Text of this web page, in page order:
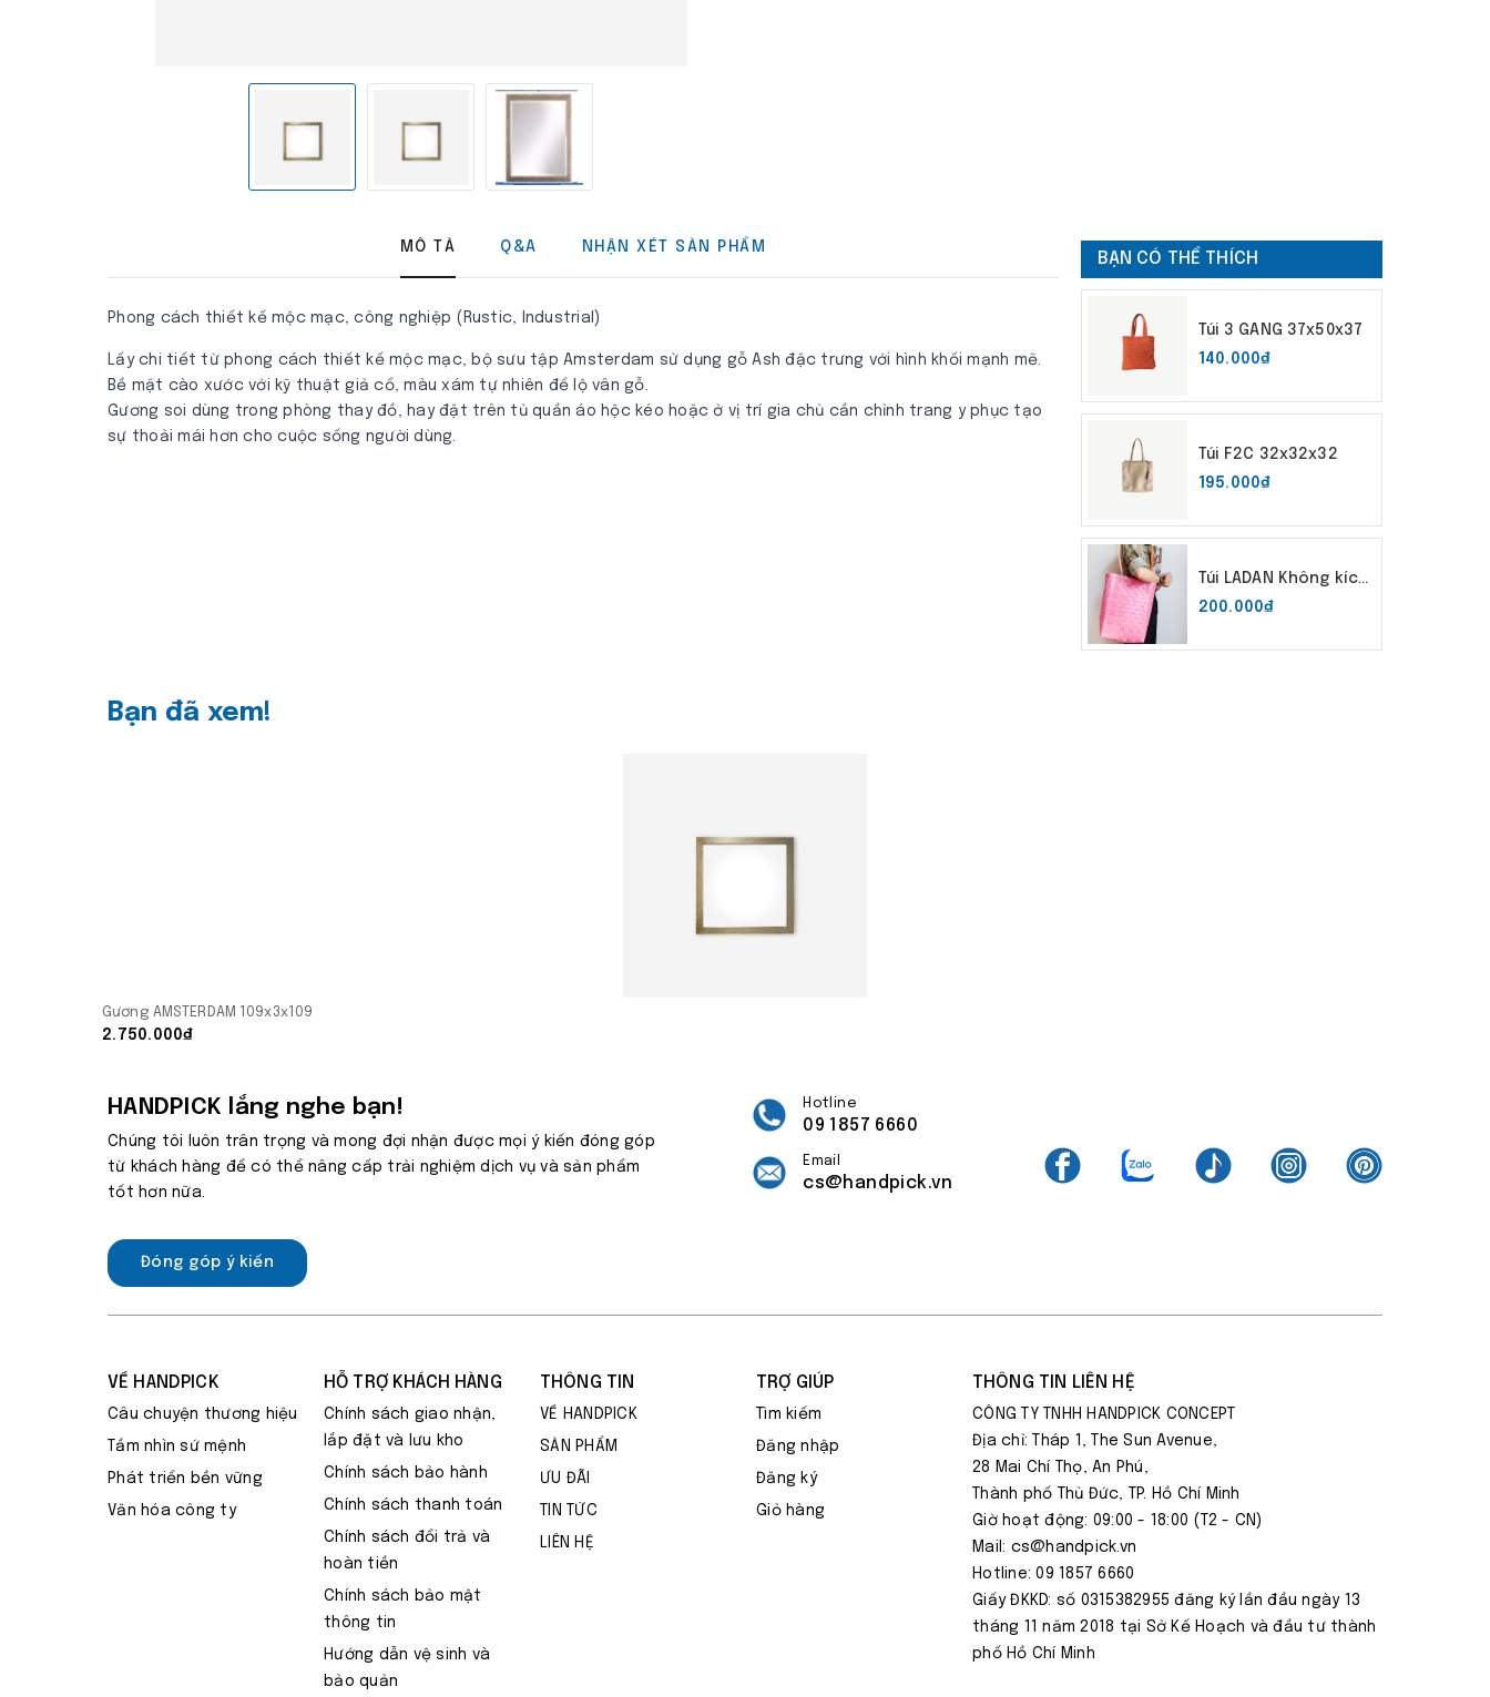
MÔ TẢ Q&A NHẬN XÉT SẢN PHẨM
Phong cách thiết kế mộc mạc, công nghiệp (Rustic, Industrial)
Lấy chi tiết từ phong cách thiết kế mộc mạc, bộ sưu tập Amsterdam sử dụng gỗ Ash đặc trưng với hình khối mạnh mẽ.
Bề mặt cào xước với kỹ thuật giả cổ, màu xám tự nhiên để lộ vân gỗ.
Gương soi dùng trong phòng thay đồ, hay đặt trên tủ quần áo hộc kéo hoặc ở vị trí gia chủ cần chỉnh trang y phục tạo
sự thoải mái hơn cho cuộc sống người dùng.
BẠN CÓ THỂ THÍCH
Túi 3 GANG 37x50x37
140.000₫
Túi F2C 32x32x32
195.000₫
Túi LADAN Không kích
thước
200.000₫
Bạn đã xem!
Gương AMSTERDAM 109x3x109
2.750.000₫
HANDPICK lắng nghe bạn!
Chúng tôi luôn trân trọng và mong đợi nhận được mọi ý kiến đóng góp
từ khách hàng để có thể nâng cấp trải nghiệm dịch vụ và sản phẩm
tốt hơn nữa.
Đóng góp ý kiến
Hotline
09 1857 6660
Email
cs@handpick.vn
VỀ HANDPICK
Câu chuyện thương hiệu
Tầm nhìn sứ mệnh
Phát triển bền vững
Văn hóa công ty
HỖ TRỢ KHÁCH HÀNG
Chính sách giao nhận,
lắp đặt và lưu kho
Chính sách bảo hành
Chính sách thanh toán
Chính sách đổi trả và
hoàn tiền
Chính sách bảo mật
thông tin
Hướng dẫn vệ sinh và
bảo quản
THÔNG TIN
VỀ HANDPICK
SẢN PHẨM
ƯU ĐÃI
TIN TỨC
LIÊN HỆ
TRỢ GIÚP
Tìm kiếm
Đăng nhập
Đăng ký
Giỏ hàng
THÔNG TIN LIÊN HỆ
CÔNG TY TNHH HANDPICK CONCEPT
Địa chỉ: Tháp 1, The Sun Avenue,
28 Mai Chí Thọ, An Phú,
Thành phố Thủ Đức, TP. Hồ Chí Minh
Giờ hoạt động: 09:00 - 18:00 (T2 - CN)
Mail: cs@handpick.vn
Hotline: 09 1857 6660
Giấy ĐKKD: số 0315382955 đăng ký lần đầu ngày 13
tháng 11 năm 2018 tại Sở Kế Hoạch và đầu tư thành
phố Hồ Chí Minh